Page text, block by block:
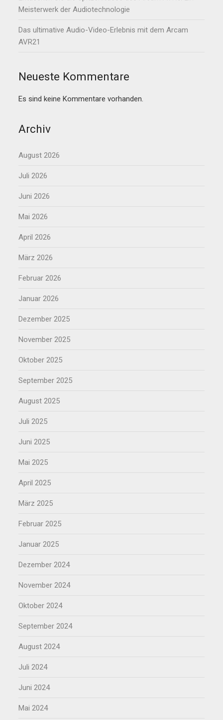
Meisterwerk der Audiotechnologie
Das ultimative Audio-Video-Erlebnis mit dem Arcam
AVR21
Neueste Kommentare
Es sind keine Kommentare vorhanden.
Archiv
August 2026
Juli 2026
Juni 2026
Mai 2026
April 2026
März 2026
Februar 2026
Januar 2026
Dezember 2025
November 2025
Oktober 2025
September 2025
August 2025
Juli 2025
Juni 2025
Mai 2025
April 2025
März 2025
Februar 2025
Januar 2025
Dezember 2024
November 2024
Oktober 2024
September 2024
August 2024
Juli 2024
Juni 2024
Mai 2024